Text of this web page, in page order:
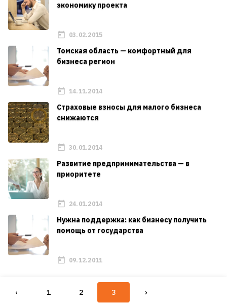
экономику проекта
03.02.2015
Томская область — комфортный для
бизнеса регион
14.11.2014
Страховые взносы для малого бизнеса
снижаются
30.01.2014
Развитие предпринимательства — в
приоритете
24.01.2014
Нужна поддержка: как бизнесу получить
помощь от государства
09.12.2011
‹ 1 2 3 ›